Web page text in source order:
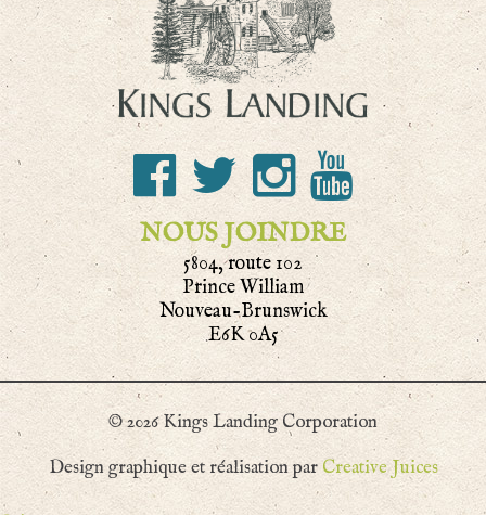
NOUS JOINDRE
5804, route 102
Prince William
Nouveau-Brunswick
E6K 0A5
© 2026 Kings Landing Corporation
Design graphique et réalisation par Creative Juices